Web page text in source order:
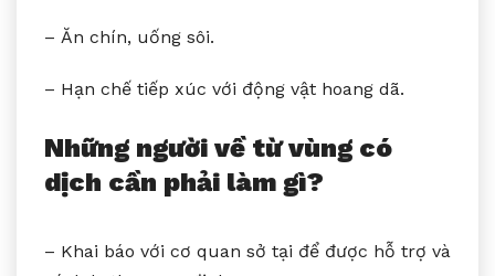
– Ăn chín, uống sôi.
– Hạn chế tiếp xúc với động vật hoang dã.
Những người về từ vùng có
dịch cần phải làm gì?
– Khai báo với cơ quan sở tại để được hỗ trợ và